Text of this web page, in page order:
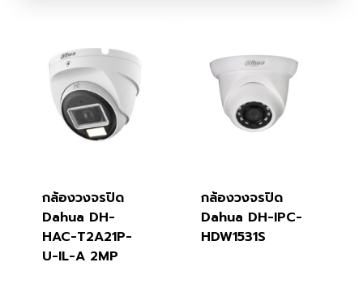
กล้องวงจรปิด
Dahua DH-
HAC-T2A21P-
U-IL-A 2MP
กล้องวงจรปิด
Dahua DH-IPC-
HDW1531S